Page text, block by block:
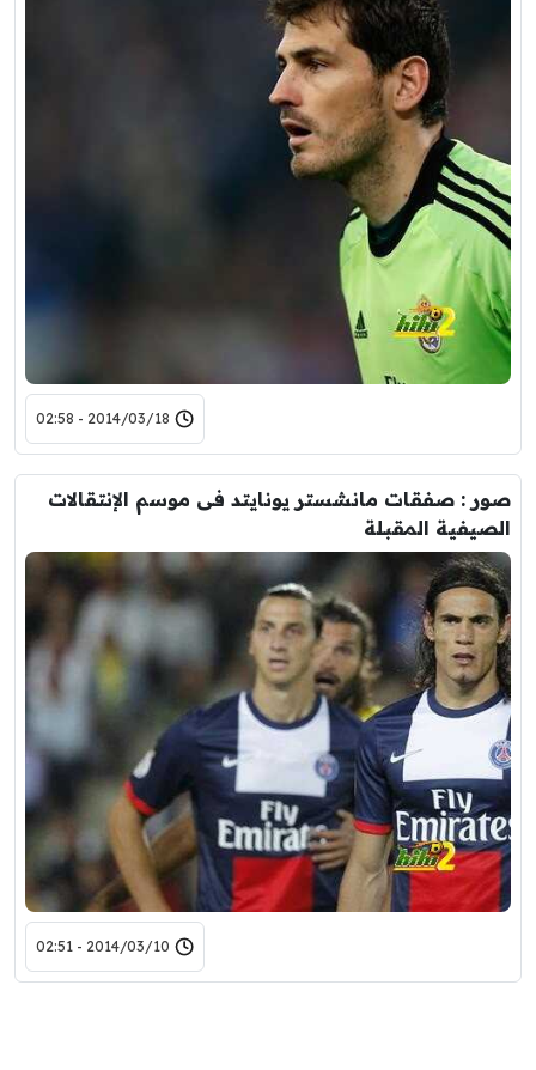
2014/03/18 - 02:58
صور : صفقات مانشستر يونايتد فى موسم الإنتقالات
الصيفية المقبلة
2014/03/10 - 02:51